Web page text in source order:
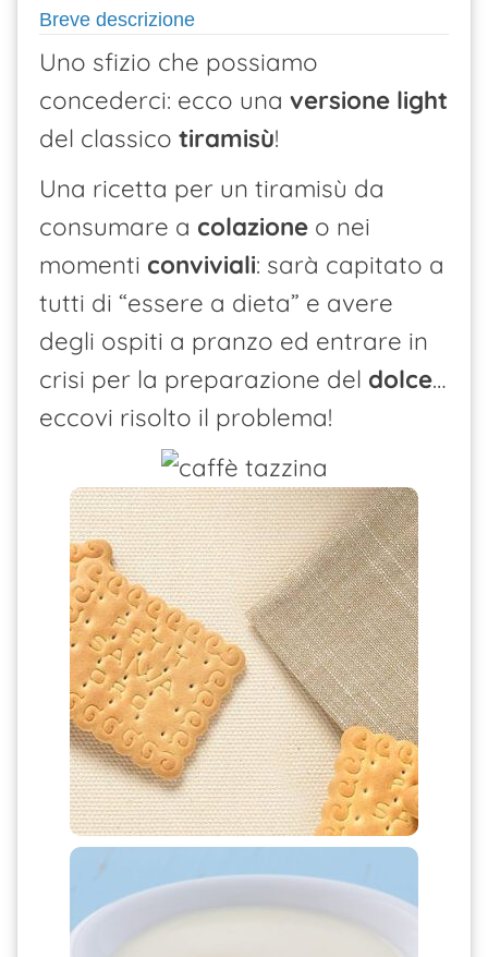
Breve descrizione
Uno sfizio che possiamo
concederci: ecco una versione light
del classico tiramisù!
Una ricetta per un tiramisù da
consumare a colazione o nei
momenti conviviali: sarà capitato a
tutti di “essere a dieta” e avere
degli ospiti a pranzo ed entrare in
crisi per la preparazione del dolce…
eccovi risolto il problema!